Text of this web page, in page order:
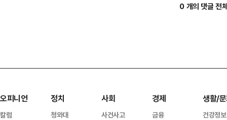
0 개의 댓글 전
오피니언
칼럼
정치
청와대
사회
사건사고
경제
금융
생활/
건강정보